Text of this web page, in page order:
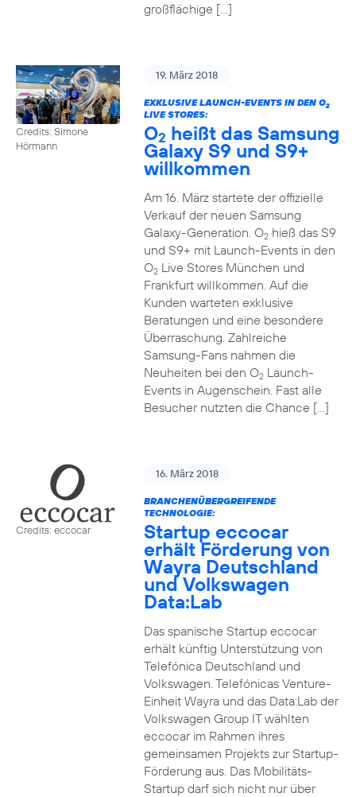
großflächige […]
Credits: Simone
Hörmann
19. März 2018
EXKLUSIVE LAUNCH-EVENTS IN DEN O2
LIVE STORES:
O2 heißt das Samsung
Galaxy S9 und S9+
willkommen
Am 16. März startete der offizielle
Verkauf der neuen Samsung
Galaxy-Generation. O2hieß das S9
und S9+ mit Launch-Events in den
O2Live Stores München und
Frankfurt willkommen. Auf die
Kunden warteten exklusive
Beratungen und eine besondere
Überraschung. Zahlreiche
Samsung-Fans nahmen die
Neuheiten bei den O2Launch-
Events in Augenschein. Fast alle
Besucher nutzten die Chance […]
Credits: eccocar
16. März 2018
BRANCHENÜBERGREIFENDE
TECHNOLOGIE:
Startup eccocar
erhält Förderung von
Wayra Deutschland
und Volkswagen
Data:Lab
Das spanische Startup eccocar
erhält künftig Unterstützung von
Telefónica Deutschland und
Volkswagen. Telefónicas Venture-
Einheit Wayra und das Data:Lab der
Volkswagen Group IT wählten
eccocar im Rahmen ihres
gemeinsamen Projekts zur Startup-
Förderung aus. Das Mobilitäts-
Startup darf sich nicht nur über